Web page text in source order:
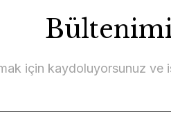
için kaydoluyorsunuz